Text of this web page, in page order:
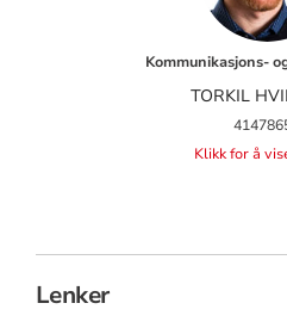
Kommunikasjons-
TORKIL
Klikk for å
Lenker